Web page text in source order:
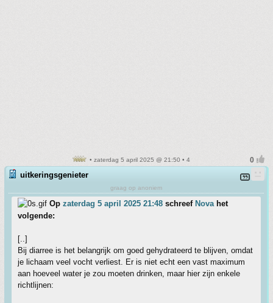
• zaterdag 5 april 2025 @ 21:50 • 4
uitkeringsgenieter
graag op anoniem
Op zaterdag 5 april 2025 21:48 schreef Novahet
volgende:
[..]
Bij diarree is het belangrijk om goed gehydrateerd te blijven, omdat
je lichaam veel vocht verliest. Er is niet echt een vast maximum
aan hoeveel water je zou moeten drinken, maar hier zijn enkele
richtlijnen: